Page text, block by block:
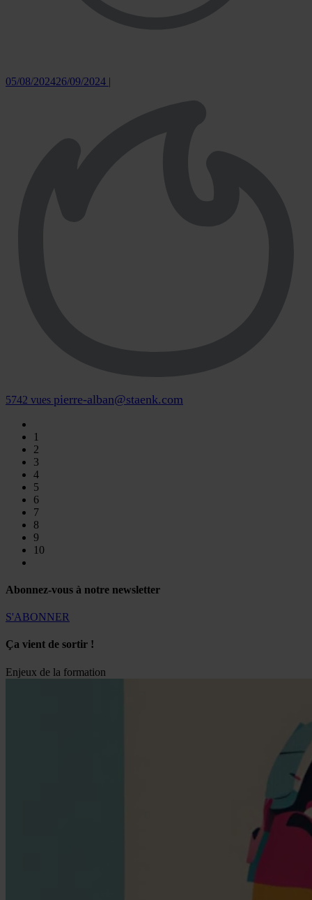
05/08/202426/09/2024 |
5742 vues pierre-alban@staenk.com
1
2
3
4
5
6
7
8
9
10
Abonnez-vous à notre newsletter
S'ABONNER
Ça vient de sortir !
Enjeux de la formation